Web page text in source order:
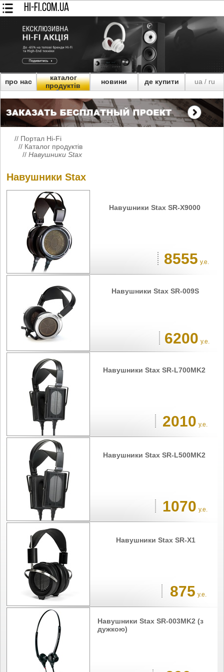
HI-FI.COM.UA
про нас
каталог
продуктів
новини де купити ua/ ru
// Портал Hi-Fi
// Каталог продуктів
// Навушники Stax
Навушники Stax
Навушники Stax SR-X9000
8555 у.е.
Навушники Stax SR-009S
6200 у.е.
Навушники Stax SR-L700MK2
2010 у.е.
Навушники Stax SR-L500MK2
1070 у.е.
Навушники Stax SR-X1
875 у.е.
Навушники Stax SR-003MK2 (з
дужкою)